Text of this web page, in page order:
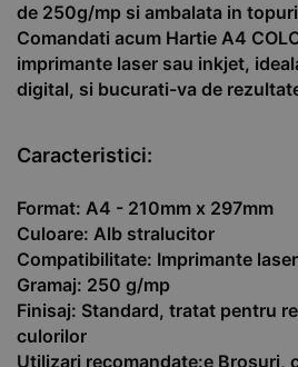
de 250g/mp si ambalata in
Comandati acum Hartie A4
imprimante laser sau inkjet,
digital, si bucurati-va de
Caracteristici:
Format: A4 - 210mm x 297mm
Culoare: Alb stralucitor
Compatibilitate: Imprimante
Gramaj: 250 g/mp
Finisaj: Standard, tratat pentru
culorilor
Utilizari recomandate:e Brosuri,